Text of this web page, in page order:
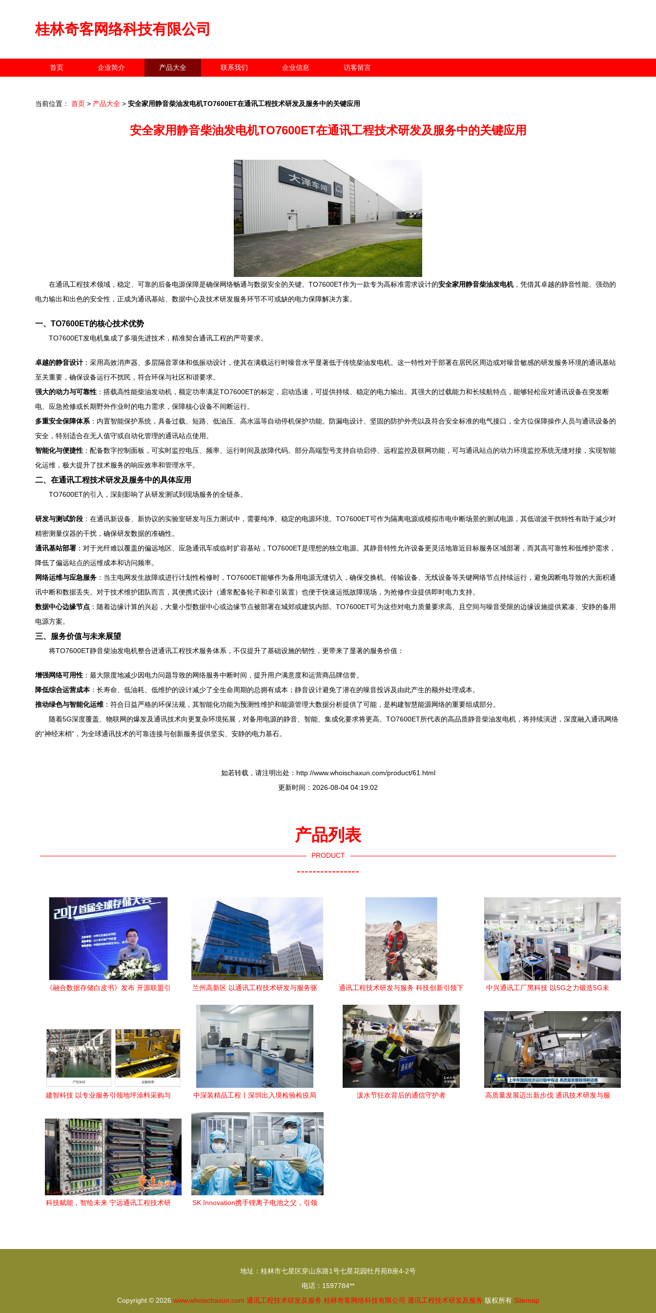
桂林奇客网络科技有限公司
首页 企业简介 产品大全 联系我们 企业信息 访客留言
当前位置： 首页 > 产品大全 > 安全家用静音柴油发电机TO7600ET在通讯工程技术研发及服务中的关键应用
安全家用静音柴油发电机TO7600ET在通讯工程技术研发及服务中的关键应用
在通讯工程技术领域，稳定、可靠的后备电源保障是确保网络畅通与数据安全的关键。TO7600ET作为一款专为高标准需求设计的安全家用静音柴油发电机，凭借其卓越的静音性能、强劲的
电力输出和出色的安全性，正成为通讯基站、数据中心及技术研发服务环节不可或缺的电力保障解决方案。
一、TO7600ET的核心技术优势
TO7600ET发电机集成了多项先进技术，精准契合通讯工程的严苛要求。
卓越的静音设计 ：采用高效消声器、多层隔音罩体和低振动设计，使其在满载运行时噪音水平显著低于传统柴油发电机。这一特性对于部署在居民区周边或对噪音敏感的研发服务环境的通讯基站
至关重要，确保设备运行不扰民，符合环保与社区和谐要求。
强大的动力与可靠性 ：搭载高性能柴油发动机，额定功率满足TO7600ET的标定，启动迅速，可提供持续、稳定的电力输出。其强大的过载能力和长续航特点，能够轻松应对通讯设备在突发断
电、应急抢修或长期野外作业时的电力需求，保障核心设备不间断运行。
多重安全保障体系 ：内置智能保护系统，具备过载、短路、低油压、高水温等自动停机保护功能。防漏电设计、坚固的防护外壳以及符合安全标准的电气接口，全方位保障操作人员与通讯设备的
安全，特别适合在无人值守或自动化管理的通讯站点使用。
智能化与便捷性 ：配备数字控制面板，可实时监控电压、频率、运行时间及故障代码。部分高端型号支持自动启停、远程监控及联网功能，可与通讯站点的动力环境监控系统无缝对接，实现智能
化运维，极大提升了技术服务的响应效率和管理水平。
二、在通讯工程技术研发及服务中的具体应用
TO7600ET的引入，深刻影响了从研发测试到现场服务的全链条。
研发与测试阶段 ：在通讯新设备、新协议的实验室研发与压力测试中，需要纯净、稳定的电源环境。TO7600ET可作为隔离电源或模拟市电中断场景的测试电源，其低谐波干扰特性有助于减少对
精密测量仪器的干扰，确保研发数据的准确性。
通讯基站部署 ：对于光纤难以覆盖的偏远地区、应急通讯车或临时扩容基站，TO7600ET是理想的独立电源。其静音特性允许设备更灵活地靠近目标服务区域部署，而其高可靠性和低维护需求，
降低了偏远站点的运维成本和访问频率。
网络运维与应急服务 ：当主电网发生故障或进行计划性检修时，TO7600ET能够作为备用电源无缝切入，确保交换机、传输设备、无线设备等关键网络节点持续运行，避免因断电导致的大面积通
讯中断和数据丢失。对于技术维护团队而言，其便携式设计（通常配备轮子和牵引装置）也便于快速运抵故障现场，为抢修作业提供即时电力支持。
数据中心边缘节点 ：随着边缘计算的兴起，大量小型数据中心或边缘节点被部署在城郊或建筑内部。TO7600ET可为这些对电力质量要求高、且空间与噪音受限的边缘设施提供紧凑、安静的备用
电源方案。
三、服务价值与未来展望
将TO7600ET静音柴油发电机整合进通讯工程技术服务体系，不仅提升了基础设施的韧性，更带来了显著的服务价值：
增强网络可用性 ：最大限度地减少因电力问题导致的网络服务中断时间，提升用户满意度和运营商品牌信誉。
降低综合运营成本：长寿命、低油耗、低维护的设计减少了全生命周期的总拥有成本；静音设计避免了潜在的噪音投诉及由此产生的额外处理成本。
推动绿色与智能化运维 ：符合日益严格的环保法规，其智能化功能为预测性维护和能源管理大数据分析提供了可能，是构建智慧能源网络的重要组成部分。
随着5G深度覆盖、物联网的爆发及通讯技术向更复杂环境拓展，对备用电源的静音、智能、集成化要求将更高。TO7600ET所代表的高品质静音柴油发电机，将持续演进，深度融入通讯网络
的“神经末梢”，为全球通讯技术的可靠连接与创新服务提供坚实、安静的电力基石。
如若转载，请注明出处：http://www.whoischaxun.com/product/61.html
更新时间：2026-08-04 04:19:02
产品列表
PRODUCT
----------------
《融合数据存储白皮书》发布 开源联盟引
兰州高新区 以通讯工程技术研发与服务驱
通讯工程技术研发与服务 科技创新引领下
中兴通讯工厂黑科技 以5G之力锻造5G未
建智科技 以专业服务引领地坪涂料采购与
中深装精品工程丨深圳出入境检验检疫局
用纪实
泼水节狂欢背后的通信守护者
高质量发展迈出新步伐 通讯技术研发与服
科技赋能，智绘未来 宁远通讯工程技术研
SK Innovation携手锂离子电池之父，引领
地址：桂林市七星区穿山东路1号七星花园牡丹苑B座4-2号
电话：1597784**
Copyright © 2026 www.whoischaxun.com 通讯工程技术研发及服务 桂林奇客网络科技有限公司 通讯工程技术研发及服务 版权所有 Sitemap